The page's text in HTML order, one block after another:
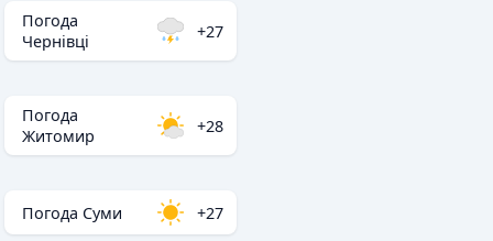
Погода
Чернівці
+27
Погода
Житомир
+28
Погода Суми +27